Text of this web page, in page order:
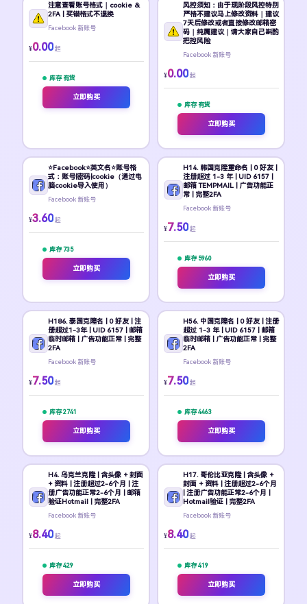
注意查看账号格式｜cookie &
2FA | 买错格式不退换
Facebook 新账号
¥0.00 起
库存 有货
立即购买
风控须知：由于现阶段风控特别
严格不建议马上修改资料｜建议
7天后修改或者直接修改邮箱密
码｜纯属建议｜请大家自己斟酌
把控风险
Facebook 新账号
¥0.00 起
库存 有货
立即购买
⭐Facebook⭐英文名⭐账号格
式：账号|密码|cookie（通过电
脑cookie导入使用）
Facebook 新账号
¥3.60 起
库存 735
立即购买
H14. 韩国克隆重命名 | 0 好友 |
注册超过 1-3 年 | UID 6157 |
邮箱 TEMPMAIL | 广告功能正
常 | 完整2FA
Facebook 新账号
¥7.50 起
库存 5960
立即购买
H186. 泰国克隆名 | 0 好友 | 注
册超过1-3年 | UID 6157 | 邮箱
临时邮箱 | 广告功能正常 | 完整
2FA
Facebook 新账号
¥7.50 起
库存 2741
立即购买
H56. 中国克隆名 | 0 好友 | 注册
超过 1-3 年 | UID 6157 | 邮箱
临时邮箱 | 广告功能正常 | 完整
2FA
Facebook 新账号
¥7.50 起
库存 4463
立即购买
H4. 乌克兰克隆 | 含头像 + 封面
+ 资料 | 注册超过2-6个月 | 注
册广告功能正常2-6个月 | 邮箱
验证Hotmail | 完整2FA
Facebook 新账号
¥8.40 起
库存 429
立即购买
H17. 哥伦比亚克隆 | 含头像 +
封面 + 资料 | 注册超过2-6个月
| 注册广告功能正常2-6个月 |
Hotmail验证 | 完整2FA
Facebook 新账号
¥8.40 起
库存 419
立即购买